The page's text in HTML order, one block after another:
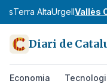
Terra AltaUrgellVallès
Diari de
Economia